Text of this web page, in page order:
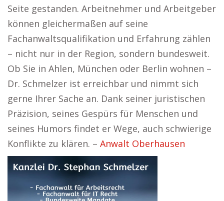
Seite gestanden. Arbeitnehmer und Arbeitgeber
können gleichermaßen auf seine
Fachanwaltsqualifikation und Erfahrung zählen
– nicht nur in der Region, sondern bundesweit.
Ob Sie in Ahlen, München oder Berlin wohnen –
Dr. Schmelzer ist erreichbar und nimmt sich
gerne Ihrer Sache an. Dank seiner juristischen
Präzision, seines Gespürs für Menschen und
seines Humors findet er Wege, auch schwierige
Konflikte zu klären. – Anwalt Oberhausen